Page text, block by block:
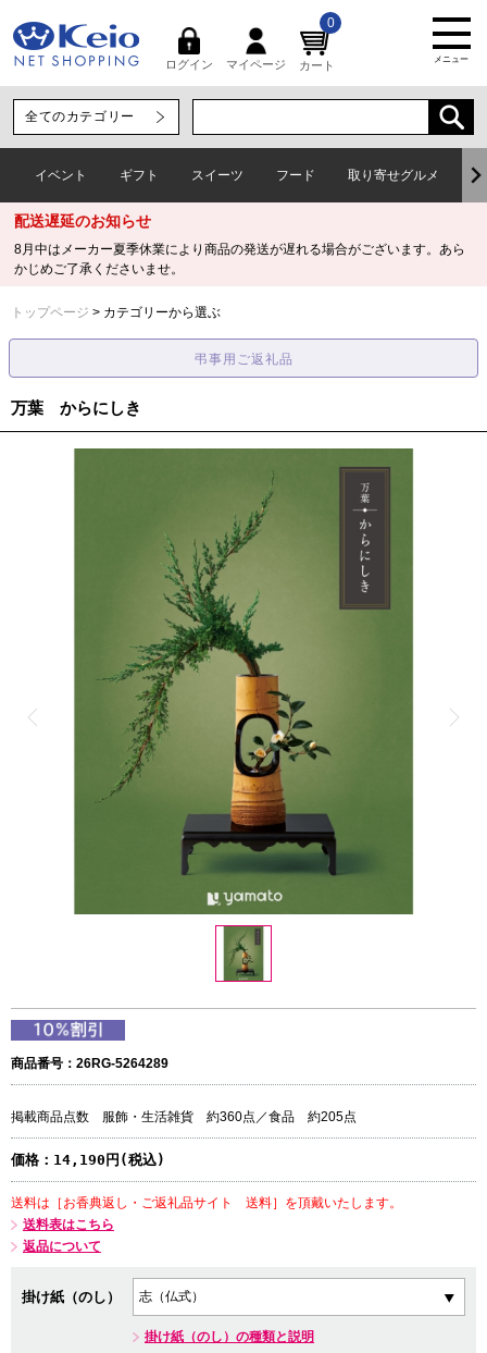
ログイン マイページ カート
0
メニュー
イベント ギフト スイーツ フード 取り寄せグルメ
配送遅延のお知らせ
8月中はメーカー夏季休業により商品の発送が遅れる場合がございます。あら
かじめご了承くださいませ。
トップページ カテゴリーから選ぶ
万葉 からにしき
商品番号：26RG-5264289
掲載商品点数 服飾・生活雑貨 約360点／食品 約205点
価格： 14,190円(税込)
送料は［お香典返し・ご返礼品サイト 送料］を頂戴いたします。
送料表はこちら
返品について
掛け紙（のし）
掛け紙（のし）の種類と説明